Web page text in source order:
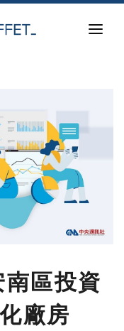
區投資
廠房